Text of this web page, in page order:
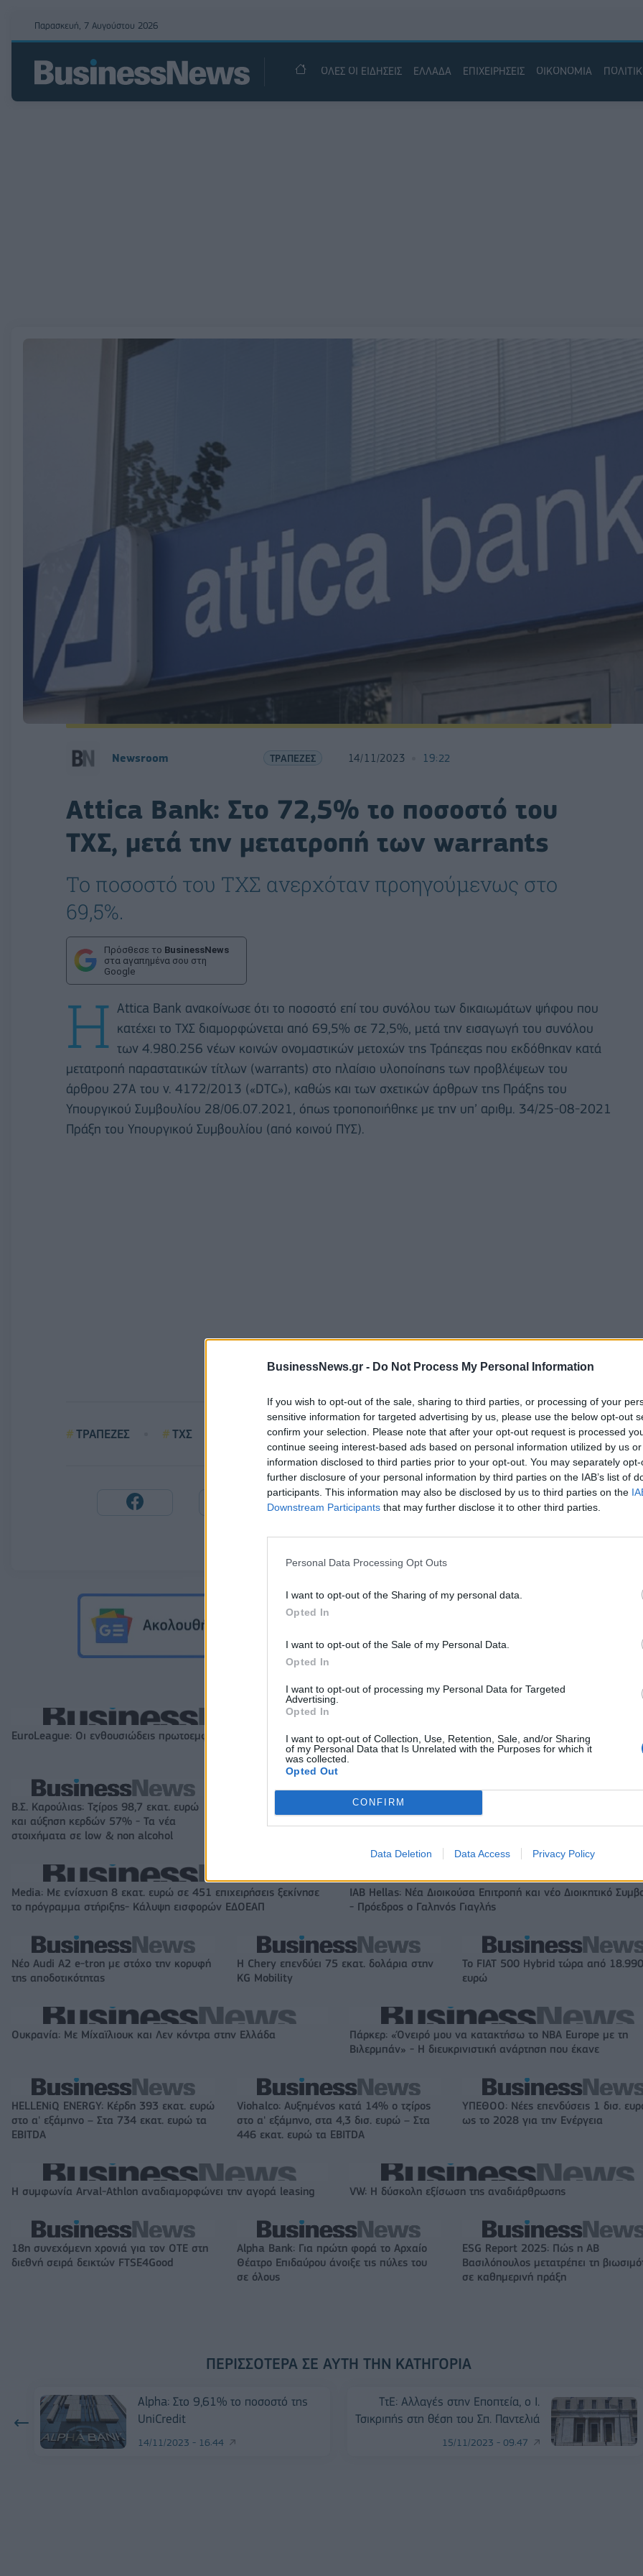
BusinessNews.gr - Do Not Process My Personal Information
If you wish to opt-out of the sale, sharing to third parties, or processing of your
sensitive information for targeted advertising by us, please use the below opt-out
confirm your selection. Please note that after your opt-out request is processed
continue seeing interest-based ads based on personal information utilized by us
information disclosed to third parties prior to your opt-out. You may separately
further disclosure of your personal information by third parties on the IAB’s list of
participants. This information may also be disclosed by us to third parties on the
Downstream Participants that may further disclose it to other third parties.
Personal Data Processing Opt Outs
I want to opt-out of the Sharing of my personal data.
Opted In
I want to opt-out of the Sale of my Personal Data.
Opted In
I want to opt-out of processing my Personal Data for Targeted
Advertising.
Opted In
I want to opt-out of Collection, Use, Retention, Sale, and/or Sharing
of my Personal Data that Is Unrelated with the Purposes for which it
was collected.
Opted Out
CONFIRM
Data Deletion Data Access Privacy Policy
Παρασκευή, 7 Αυγούστου 2026
ΟΛΕΣ ΟΙ ΕΙΔΗΣΕΙΣ ΕΛΛΑΔΑ ΕΠΙΧΕΙΡΗΣΕΙΣ ΟΙΚΟΝΟΜΙΑ
Newsroom ΤΡΑΠΕΖΕΣ 14/11/2023 19:22
Attica Bank: Στο 72,5% το ποσοστό του
ΤΧΣ, μετά την μετατροπή των warrants
Το ποσοστό του ΤΧΣ ανερχόταν προηγούμενως στο
69,5%.
Πρόσθεσε το BusinessNews
στα αγαπημένα σου στη
Google
Η Attica Bank ανακοίνωσε ότι το ποσοστό επί του συνόλου των δικαιωμάτων ψήφου που
κατέχει το ΤΧΣ διαμορφώνεται από 69,5% σε 72,5%, μετά την εισαγωγή του συνόλου
των 4.980.256 νέων κοινών ονομαστικών μετοχών της Τράπεζας που εκδόθηκαν κατά
μετατροπή παραστατικών τίτλων (warrants) στο πλαίσιο υλοποίησης των προβλέψεων του
άρθρου 27Α του ν. 4172/2013 («DTC»), καθώς και των σχετικών άρθρων της Πράξης του
Υπουργικού Συμβουλίου 28/06.07.2021, όπως τροποποιήθηκε με την υπ’ αριθμ. 34/25-08-2021
Πράξη του Υπουργικού Συμβουλίου (από κοινού ΠΥΣ).
ΤΡΑΠΕΖΕΣ ΤΧΣ ATTICA BANK WARRANTS
EuroLeague: Οι ενθουσιώδεις πρωτοεμφανιζόμενοι
Ευρωπαϊκό Κορασίδων Β' Κατηγορίας: Πρεμιέρα με νίκη για
Δανία και Ισλανδία - Το πανόραμα
Β.Σ. Καρούλιας: Τζίρος 98,7 εκατ. ευρώ
και αύξηση κερδών 57% - Τα νέα
στοιχήματα σε low & non alcohol
Metlen: Ρεκόρ EBITDA στο α' εξάμηνο,
Media: Με ενίσχυση 8 εκατ. ευρώ σε 451 επιχειρήσεις ξεκίνησε
το πρόγραμμα στήριξης- Κάλυψη εισφορών ΕΔΟΕΑΠ
IAB Hellas: Νέα Διοικούσα Επιτροπή και νέο Διοικητικό
- Πρόεδρος ο Γαληνός Γιαγλής
Νέο Audi A2 e-tron με στόχο την κορυφή
της αποδοτικότητας
Η Chery επενδύει 75 εκατ. δολάρια στην
KG Mobility
Το FIAT 500 Hybrid τώρα από 18.990
ευρώ
Ουκρανία: Με Μίχαϊλιουκ και Λεν κόντρα στην Ελλάδα
Πάρκερ: «Όνειρό μου να κατακτήσω το ΝΒΑ Europe με τη
Βιλερμπάν» - Η διευκρινιστική ανάρτηση που έκανε
HELLENiQ ENERGY: Κέρδη 393 εκατ. ευρώ
στο α' εξάμηνο – Στα 734 εκατ. ευρώ τα
EBITDA
Viohalco: Αυξημένος κατά 14% ο τζίρος
στο α' εξάμηνο, στα 4,3 δισ. ευρώ – Στα
446 εκατ. ευρώ τα EBITDA
ΥΠΕΘΟΟ: Νέες επενδύσεις 1 δισ.
ως το 2028 για την Ενέργεια
Η συμφωνία Arval-Athlon αναδιαμορφώνει την αγορά leasing VW: Η δύσκολη εξίσωση της αναδιάρθρωσης
18η συνεχόμενη χρονιά για τον ΟΤΕ στη
διεθνή σειρά δεικτών FTSE4Good
Alpha Bank: Για πρώτη φορά το Αρχαίο
Θέατρο Επιδαύρου άνοιξε τις πύλες του
σε όλους
ESG Report 2025: Πώς η ΑΒ
Βασιλόπουλος μετατρέπει τη
σε καθημερινή πράξη
ΠΕΡΙΣΣΌΤΕΡΑ ΣΕ ΑΥΤΉ ΤΗΝ ΚΑΤΗΓΟΡΊΑ
Alpha: Στο 9,61% το ποσοστό της
UniCredit
14/11/2023 - 16:44
ΤτΕ: Αλλαγές στην Εποπτεία, ο Ι.
Τσικριπής στη θέση του Σπ. Παντελιά
15/11/2023 - 09:47